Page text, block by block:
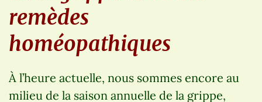
remèdes
homéopathiques
À l’heure actuelle, nous sommes encore au
milieu de la saison annuelle de la grippe,